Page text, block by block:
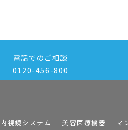
電話でのご相談
0120-456-800
内視鏡システム 美容医療機器 マ